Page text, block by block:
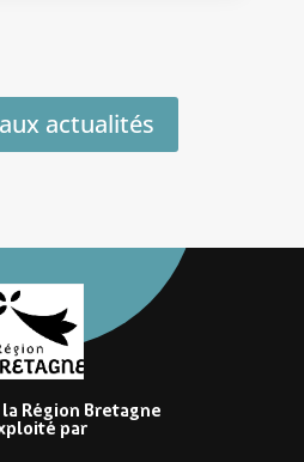
actualités
Région Bretagne
par